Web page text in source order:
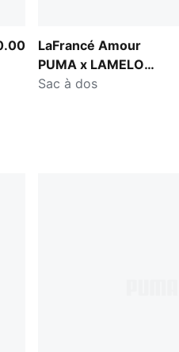
LaFrancé Amour
PUMA x LAMELO
BALL
Sac à dos